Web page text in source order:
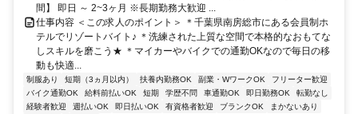
間】 即日 ～ 2~3ヶ月 ※長期勤務大歓迎 ...
仕事内容 ＜この求人のポイント＞ ＊千葉県南房総市にある会員制ホ
テルでリゾートバイト♪ ＊洗練された上質な空間で本格的なおもてな
しスキルを磨こう★ ＊マイカーやバイクでの通勤OKなので毎日の移
動も快適...
制服あり 短期（3ヵ月以内） 扶養内勤務OK 副業・WワークOK
フリーター歓迎
バイク通勤OK
給料前払いOK 短期 学歴不問 車通勤OK 即日勤務OK
転勤なし
経験者歓迎
週払いOK 即日払いOK 有資格者歓迎 ブランクOK
まかないあり